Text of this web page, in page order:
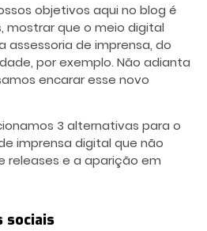
objetivos aqui no blog é
mostrar que o meio digital
assessoria de imprensa, do
por exemplo. Não adianta
encarar esse novo
3 alternativas para o
imprensa digital que não
releases e a aparição em
sociais